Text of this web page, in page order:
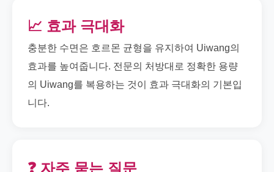
📈 효과 극대화
충분한 수면은 호르몬 균형을 유지하여 Uiwang의
효과를 높여줍니다. 전문의 처방대로 정확한 용량
의 Uiwang를 복용하는 것이 효과 극대화의 기본입
니다.
❓ 자주 묻는 질문